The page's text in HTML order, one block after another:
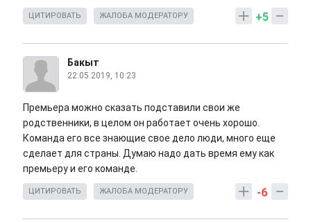
+5
ЦИТИРОВАТЬ ЖАЛОБА МОДЕРАТОРУ
Бакыт
22.05.2019, 10:23
Премьера можно сказать подставили свои же
родственники, в целом он работает очень хорошо.
Команда его все знающие свое дело люди, много еще
сделает для страны. Думаю надо дать время ему как
премьеру и его команде.
-6
ЦИТИРОВАТЬ ЖАЛОБА МОДЕРАТОРУ